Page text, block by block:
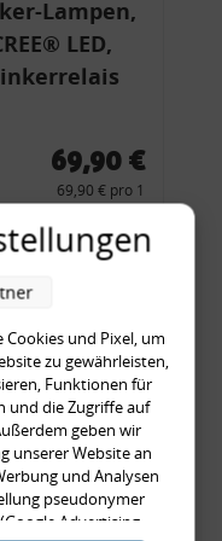
Lampen,
LED,
69,90 €
69,90 € pro 1
mit
Ecken,
Typ 89,
+
und Pixel, um
zu gewährleisten,
Funktionen für
und die Zugriffe auf
geben wir
unserer Website an
und Analysen
pseudonymer
Advertising